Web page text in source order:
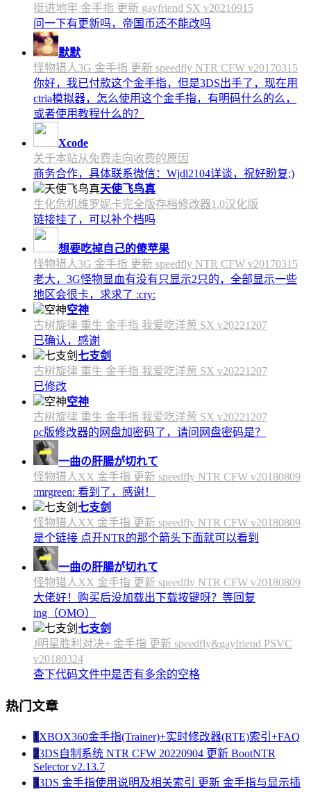
挺进地牢 金手指 更新 gayfriend SX v20210915
问一下有更新吗，帝国币还不能改吗
默默
怪物猎人3G 金手指 更新 speedfly NTR CFW v20170315
你好，我已付款这个金手指，但是3DS出手了，现在用
ctria模拟器，怎么使用这个金手指，有明码什么的么，
或者使用教程什么的？
Xcode
关于本站从免费走向收费的原因
商务合作，具体联系微信：Wjdl2104详谈，祝好盼复;)
天使飞鸟真
生化危机维罗妮卡完全版存档修改器1.0汉化版
链接挂了，可以补个档吗
想要吃掉自己的傻苹果
怪物猎人3G 金手指 更新 speedfly NTR CFW v20170315
老大，3G怪物显血有没有只显示2只的，全部显示一些
地区会很卡，求求了 :cry:
空神
古树旋律 重生 金手指 我爱吃洋葱 SX v20221207
已确认，感谢
七支剑
古树旋律 重生 金手指 我爱吃洋葱 SX v20221207
已修改
空神
古树旋律 重生 金手指 我爱吃洋葱 SX v20221207
pc版修改器的网盘加密码了，请问网盘密码是？
一曲の肝腸が切れて
怪物猎人XX 金手指 更新 speedfly NTR CFW v20180809
:mrgreen: 看到了，感谢！
七支剑
怪物猎人XX 金手指 更新 speedfly NTR CFW v20180809
是个链接 点开NTR的那个箭头下面就可以看到
一曲の肝腸が切れて
怪物猎人XX 金手指 更新 speedfly NTR CFW v20180809
大佬好！购买后没加载出下载按键呀？等回复
ing（OMO）
七支剑
J明星胜利对决+ 金手指 更新 speedfly&gayfriend PSVC
v20180324
查下代码文件中是否有多余的空格
热门文章
1 XBOX360金手指(Trainer)+实时修改器(RTE)索引+FAQ
23DS自制系统 NTR CFW 20220904 更新 BootNTR
Selector v2.13.7
33DS 金手指使用说明及相关索引 更新 金手指与显示插